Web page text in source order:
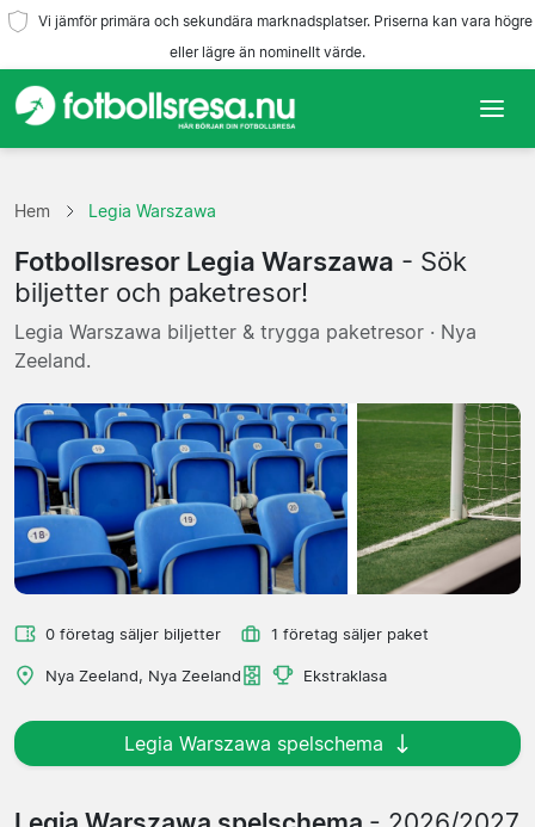
Vi jämför primära och sekundära marknadsplatser. Priserna kan vara högre
eller lägre än nominellt värde.
Lag
Ligor
Resebyråer
Hem Legia Warszawa
Fotbollsresor Legia Warszawa - Sök
biljetter och paketresor!
Legia Warszawa biljetter & trygga paketresor · Nya
Zeeland.
0 företag säljer biljetter 1 företag säljer paket
Nya Zeeland, Nya Zeeland Ekstraklasa
Legia Warszawa spelschema